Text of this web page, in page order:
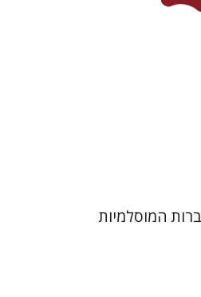
המוסלמיות